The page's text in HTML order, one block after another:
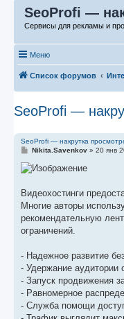
SeoProfi —
Сервисы для рекламы и
Меню
Список форумов
SeoProfi —
SeoProfi — накрутка
С
о
б
е
н
и
е
Nikita.Savenkov» 20 янв
Видеохостинги
Многие авторы
рекомендательную
ограничений.
- Надежное развитие
- Удержание аудитории
- Запуск продвижения
- Равномерное
- Служба помощи